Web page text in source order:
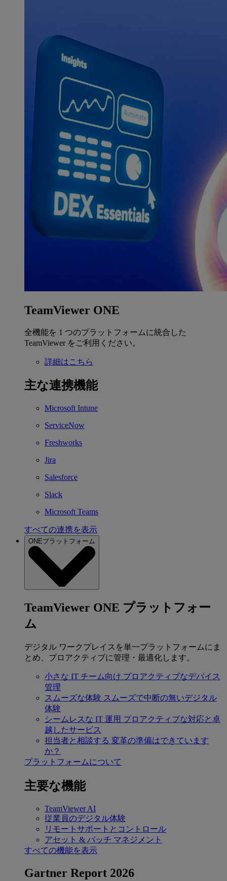
TeamViewer ONE
全機能を 1 つのプラットフォームに統合した
TeamViewer をご利用ください。
詳細はこちら
主な連携機能
Microsoft Intune
ServiceNow
Freshworks
Jira
Salesforce
Slack
Microsoft Teams
すべての連携を表示
ONEプラットフォーム
TeamViewer ONE プラットフォー
ム
デジタル ワークプレイスを単一プラットフォームにま
とめ、プロアクティブに管理・最適化します。
小さな IT チーム向け プロアクティブなデバイス
管理
スムーズな体験 スムーズで中断の無いデジタル
体験
シームレスな IT 運用 プロアクティブな対応と卓
越したサービス
担当者と相談する 変革の準備はできています
か？
プラットフォームについて
主要な機能
TeamViewer AI
従業員のデジタル体験
リモートサポートとコントロール
アセット & パッチ マネジメント
すべての機能を表示
Gartner Report 2026